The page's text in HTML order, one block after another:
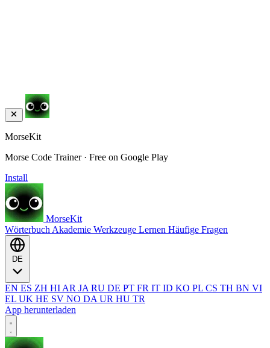
MorseKit
Morse Code Trainer · Free on Google Play
Install
MorseKit
Wörterbuch Akademie Werkzeuge Lernen Häufige Fragen
EN ES ZH HI AR JA RU DE PT FR IT ID KO PL CS TH BN VI
EL UK HE SV NO DA UR HU TR
App herunterladen